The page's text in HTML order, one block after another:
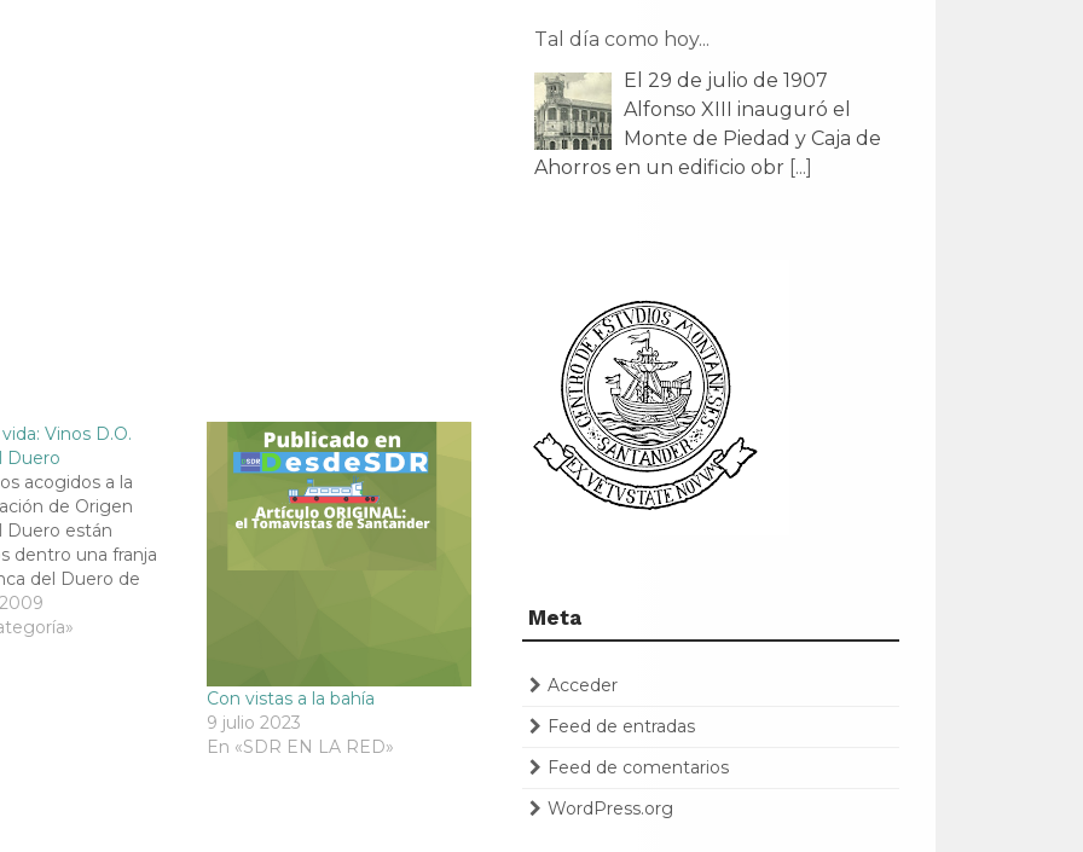
Vinos D.O.
Duero
acogidos a la
de Origen
Duero están
dentro una franja
del Duero de
de
en la
Con vistas a la bahía
9 julio 2023
En «SDR EN LA RED»
Tal día como hoy...
El 29 de julio de 1907
Alfonso XIII inauguró el
Monte de Piedad y Caja de
Ahorros en un edificio obr [...]
Meta
Acceder
Feed de entradas
Feed de comentarios
WordPress.org